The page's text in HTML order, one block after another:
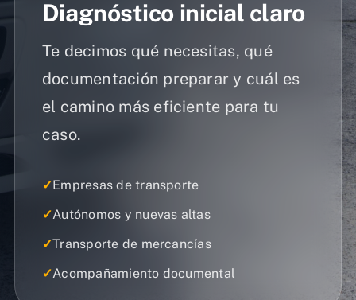
Diagnóstico inicial claro
Te decimos qué necesitas, qué
documentación preparar y cuál es
el camino más eficiente para tu
caso.
✓Empresas de transporte
✓Autónomos y nuevas altas
✓Transporte de mercancías
✓Acompañamiento documental